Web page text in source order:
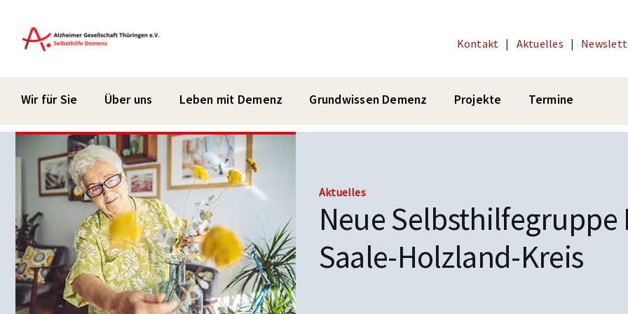
springen
Kontakt | Aktuelles |
Wir für Sie Über uns Leben mit Demenz Grundwissen Demenz Projekte Termine
Aktuelles
Neue Selbsthilfegruppe
Saale-Holzland-Kreis